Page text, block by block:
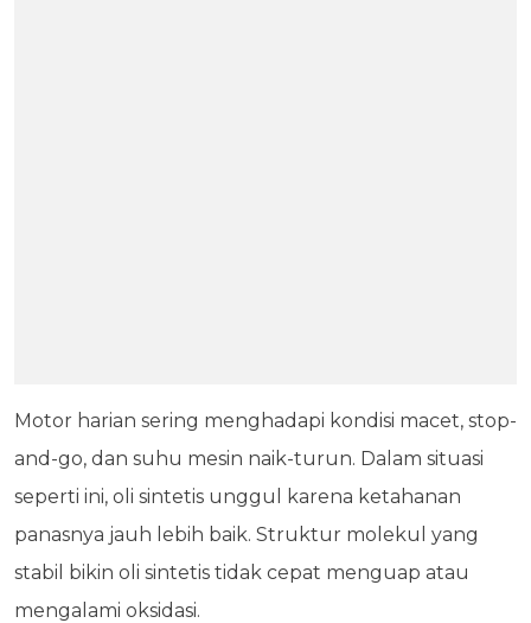
Motor harian sering menghadapi kondisi macet, stop-
and-go, dan suhu mesin naik-turun. Dalam situasi
seperti ini, oli sintetis unggul karena ketahanan
panasnya jauh lebih baik. Struktur molekul yang
stabil bikin oli sintetis tidak cepat menguap atau
mengalami oksidasi.